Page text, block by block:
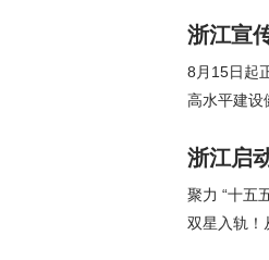
浙江宣
8月15日起
高水平建设
浙江启
聚力 “十五
双星入轨！